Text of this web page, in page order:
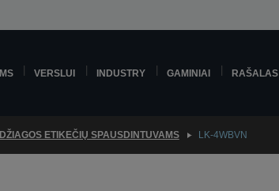
VERSLUI INDUSTRY GAMINIAI RAŠALAS
ETIKEČIŲ SPAUSDINTUVAMS LK-4WBVN